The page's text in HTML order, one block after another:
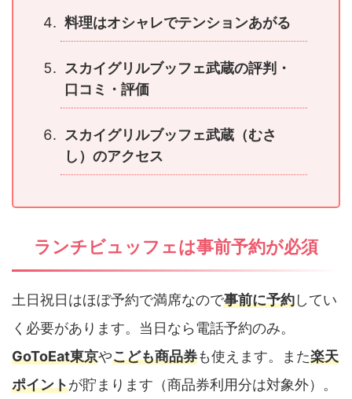
料理はオシャレでテンションあがる
スカイグリルブッフェ武蔵の評判・
口コミ・評価
スカイグリルブッフェ武蔵（むさ
し）のアクセス
ランチビュッフェは事前予約が必須
土日祝日はほぼ予約で満席なので事前に予約してい
く必要があります。当日なら電話予約のみ。
GoToEat東京やこども商品券も使えます。また楽天
ポイントが貯まります（商品券利用分は対象外）。